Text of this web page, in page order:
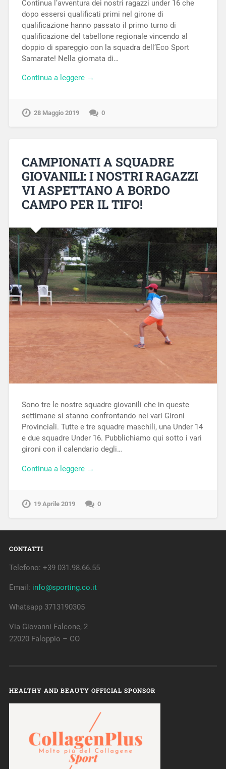
Continua l’avventura dei nostri ragazzi under 16 che
dopo essersi qualificati primi nel girone di
qualificazione hanno passato il primo turno di
qualificazione del tabellone regionale vincendo al
doppio di spareggio con la squadra dell’Eco Sport
Samarate! Nella giornata di…
Continua a leggere →
28 Maggio 2019 0
CAMPIONATI A SQUADRE
GIOVANILI: I NOSTRI RAGAZZI
VI ASPETTANO A BORDO
CAMPO PER IL TIFO!
Sono tre le nostre squadre giovanili che in queste
settimane si stanno confrontando nei vari Gironi
Provinciali. Tutte e tre squadre maschili, una Under 14
e due squadre Under 16. Pubblichiamo qui sotto i vari
gironi con il calendario degli…
Continua a leggere →
19 Aprile 2019 0
CONTATTI
Telefono: +39 031.98.66.55
Email: info@sporting.co.it
Whatsapp 3713190305
Via Giovanni Falcone, 2
22020 Faloppio – CO
HEALTHY AND BEAUTY OFFICIAL SPONSOR